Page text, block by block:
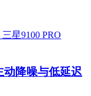
动降噪与低延迟